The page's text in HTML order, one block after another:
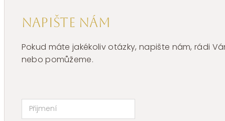
Napište nám
Pokud máte jakékoliv otázky, napište nám, rádi
nebo pomůžeme.